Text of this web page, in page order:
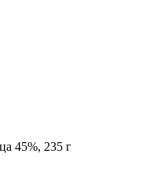
45%, 235 г